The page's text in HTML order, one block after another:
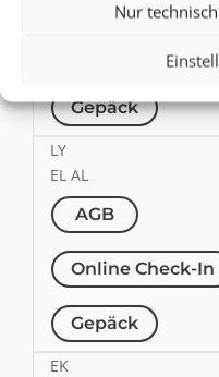
Nur
Online Check-In
Gepäck
LY
EL AL
AGB
Online Check-In
Gepäck
EK